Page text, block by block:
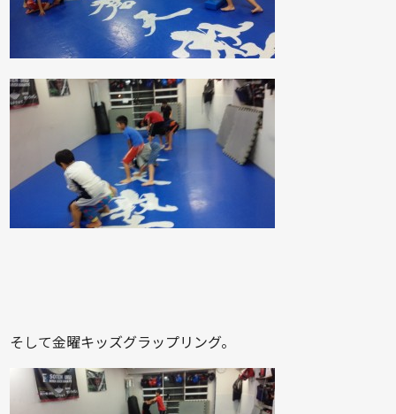
そして金曜キッズグラップリング。